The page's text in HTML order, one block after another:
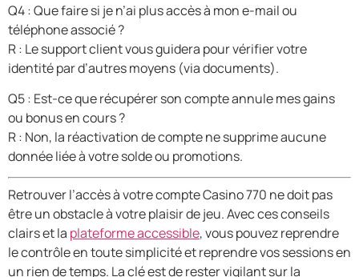
Q4 : Que faire si je n’ai plus accès à mon e-mail ou
téléphone associé ?
R : Le support client vous guidera pour vérifier votre
identité par d’autres moyens (via documents).
Q5 : Est-ce que récupérer son compte annule mes gains
ou bonus en cours ?
R : Non, la réactivation de compte ne supprime aucune
donnée liée à votre solde ou promotions.
Retrouver l’accès à votre compte Casino 770 ne doit pas
être un obstacle à votre plaisir de jeu. Avec ces conseils
clairs et la plateforme accessible, vous pouvez reprendre
le contrôle en toute simplicité et reprendre vos sessions en
un rien de temps. La clé est de rester vigilant sur la